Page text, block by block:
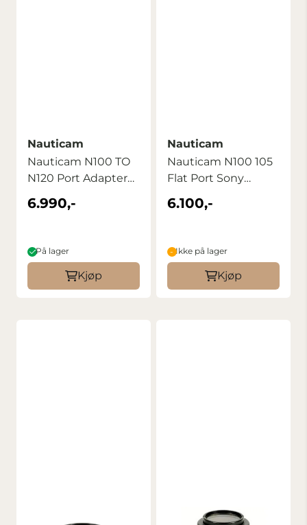
Nauticam
Nauticam N100 TO
N120 Port Adapter
EXT RING SONY ...
6.990,-
På lager
Kjøp
Nauticam
Nauticam N100 105
Flat Port Sony
A7II/A9/A7RIII
6.100,-
Ikke på lager
Kjøp